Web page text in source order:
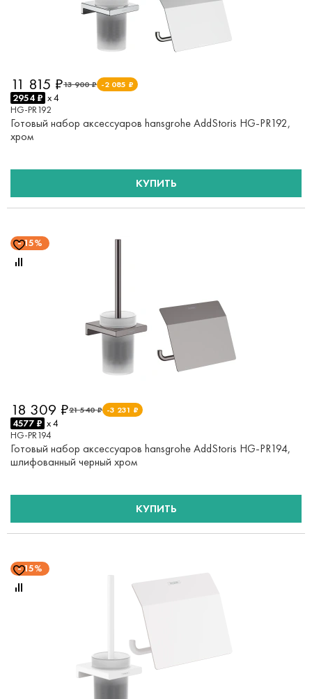
13 900 ₽ -2 085 ₽
11 815 ₽
2954 ₽ x 4
HG-PR192
Готовый набор аксессуаров hansgrohe AddStoris HG-PR192,
хром
КУПИТЬ
15%
21 540 ₽ -3 231 ₽
18 309 ₽
4577 ₽ x 4
HG-PR194
Готовый набор аксессуаров hansgrohe AddStoris HG-PR194,
шлифованный черный хром
КУПИТЬ
15%